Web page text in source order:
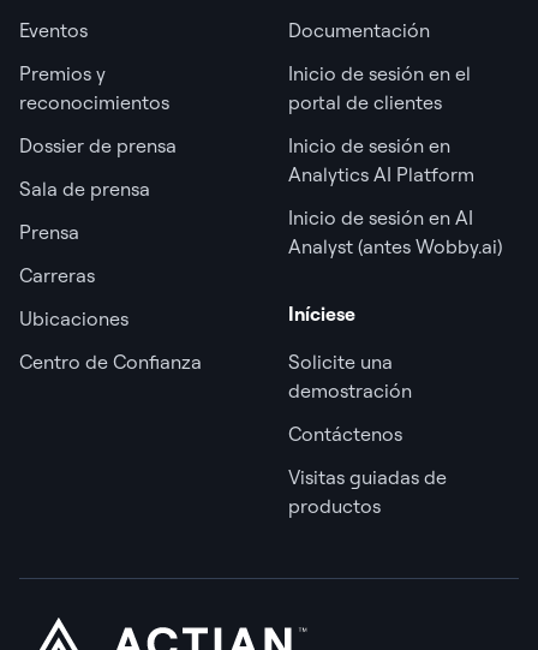
Eventos
Premios y
reconocimientos
Dossier de prensa
Sala de prensa
Prensa
Carreras
Ubicaciones
Centro de Confianza
Documentación
Inicio de sesión en el
portal de clientes
Inicio de sesión en
Analytics AI Platform
Inicio de sesión en AI
Analyst (antes Wobby.ai)
Iníciese
Solicite una
demostración
Contáctenos
Visitas guiadas de
productos